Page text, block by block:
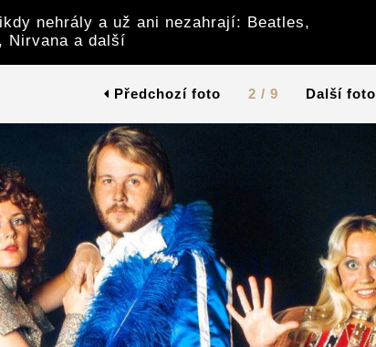
nehrály a už ani nezahrají: Beatles,
Nirvana a další
Předchozí foto 2 / 9 Další foto